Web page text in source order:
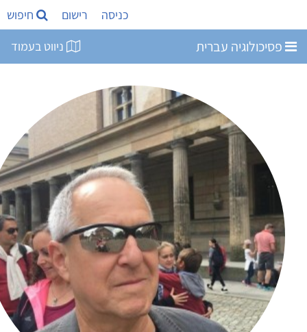
רישום חיפוש
עברית ניווט בעמוד